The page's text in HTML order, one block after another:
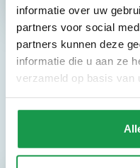
informatie over uw
partners voor social
partners kunnen deze
informatie die u aan ze
verzameld op basis van